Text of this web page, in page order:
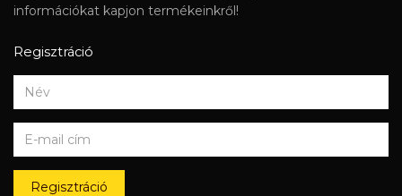
információkat kapjon termékeinkről!
Regisztráció
Regisztráció